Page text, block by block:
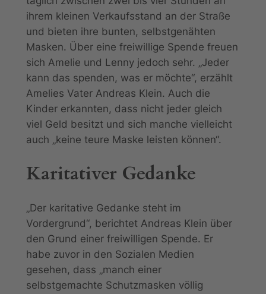
ihrem kleinen Verkaufsstand an der Straße
und bieten ihre bunten, selbstgenähten
Masken. Über eine freiwillige Spende freuen
sich Amelie und Lenny jedoch sehr. „Jeder
kann das spenden, was er möchte“, erzählt
Amelies Vater Andreas Klein. Auch die
Kinder erkannten, dass nicht jeder gleich
viel Geld besitzt und sich manche vielleicht
auch „keine teure Maske leisten können“.
Karitativer Gedanke
„Der karitative Gedanke steht im
Vordergrund“, berichtet Andreas Klein über
den Grund einer freiwilligen Spende. Er
habe zuvor in den Sozialen Medien
gesehen, dass „manch einer
selbstgemachte Schutzmasken völlig